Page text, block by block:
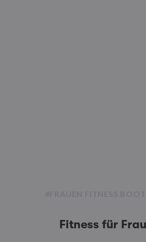
Fitness für